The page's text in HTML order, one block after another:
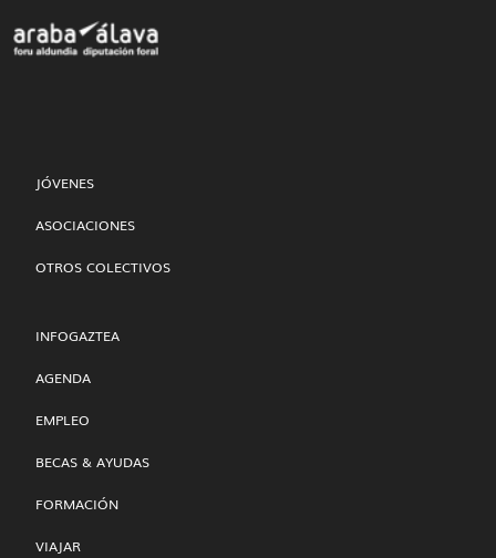
JÓVENES
ASOCIACIONES
OTROS COLECTIVOS
INFOGAZTEA
AGENDA
EMPLEO
BECAS & AYUDAS
FORMACIÓN
VIAJAR